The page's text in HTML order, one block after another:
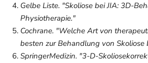
Gelbe Liste. "Skoliose bei JIA: 3D-
Physiotherapie."
Cochrane. "Welche Art von
besten zur Behandlung von Skoliose
SpringerMedizin. "3-D-